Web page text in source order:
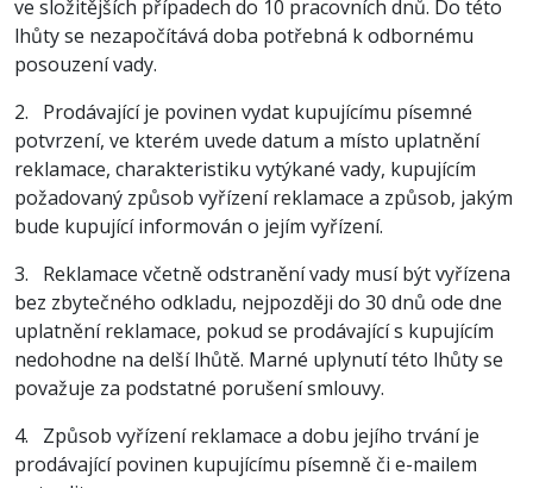
ve složitějších případech do 10 pracovních dnů. Do této
lhůty se nezapočítává doba potřebná k odbornému
posouzení vady.
2. Prodávající je povinen vydat kupujícímu písemné
potvrzení, ve kterém uvede datum a místo uplatnění
reklamace, charakteristiku vytýkané vady, kupujícím
požadovaný způsob vyřízení reklamace a způsob, jakým
bude kupující informován o jejím vyřízení.
3. Reklamace včetně odstranění vady musí být vyřízena
bez zbytečného odkladu, nejpozději do 30 dnů ode dne
uplatnění reklamace, pokud se prodávající s kupujícím
nedohodne na delší lhůtě. Marné uplynutí této lhůty se
považuje za podstatné porušení smlouvy.
4. Způsob vyřízení reklamace a dobu jejího trvání je
prodávající povinen kupujícímu písemně či e-mailem